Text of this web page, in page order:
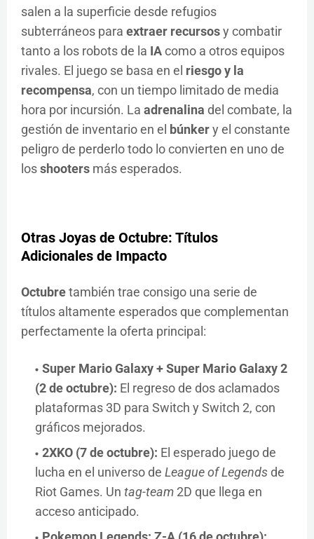
salen a la superficie desde refugios
subterráneos para extraer recursosy combatir
tanto a los robots de la IAcomo a otros equipos
rivales. El juego se basa en el riesgo y la
recompensa, con un tiempo limitado de media
hora por incursión. La adrenalina del combate, la
gestión de inventario en el búnkery el constante
peligro de perderlo todo lo convierten en uno de
losshooters más esperados.
Otras Joyas de Octubre: Títulos
Adicionales de Impacto
Octubretambién trae consigo una serie de
títulos altamente esperados que complementan
perfectamente la oferta principal:
Super Mario Galaxy + Super Mario Galaxy 2
(2 de octubre): El regreso de dos aclamados
plataformas 3D para Switch y Switch 2, con
gráficos mejorados.
2XKO (7 de octubre): El esperado juego de
lucha en el universo de League of Legendsde
Riot Games. Un tag-team 2D que llega en
acceso anticipado.